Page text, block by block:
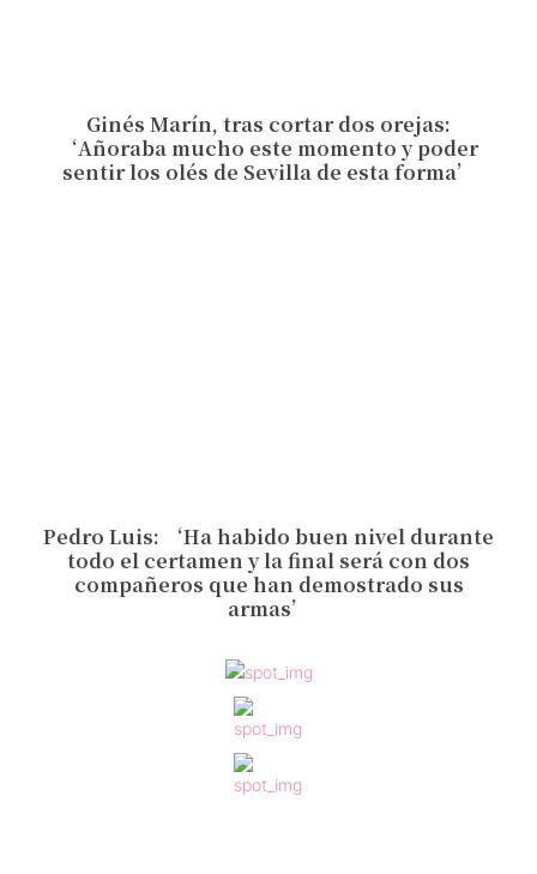
Ginés Marín, tras cortar dos orejas:
‘Añoraba mucho este momento y poder
sentir los olés de Sevilla de esta forma’
Pedro Luis: ‘Ha habido buen nivel durante
todo el certamen y la final será con dos
compañeros que han demostrado sus
armas’